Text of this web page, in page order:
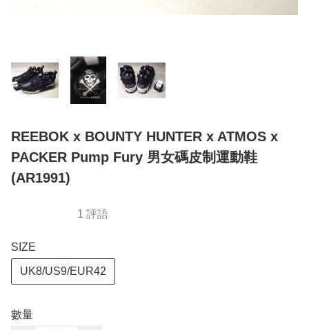
REEBOK x BOUNTY HUNTER x ATMOS x
PACKER Pump Fury 男女碼皮制運動鞋
(AR1991)
1 評語
SIZE
UK8/US9/EUR42
數量